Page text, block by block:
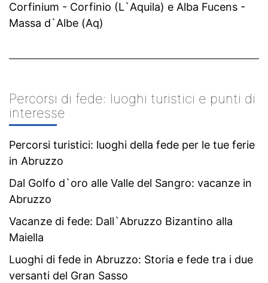
Corfinium - Corfinio (L`Aquila) e Alba Fucens -
Massa d`Albe (Aq)
Percorsi di fede: luoghi turistici e punti di
interesse
Percorsi turistici: luoghi della fede per le tue ferie
in Abruzzo
Dal Golfo d`oro alle Valle del Sangro: vacanze in
Abruzzo
Vacanze di fede: Dall`Abruzzo Bizantino alla
Maiella
Luoghi di fede in Abruzzo: Storia e fede tra i due
versanti del Gran Sasso